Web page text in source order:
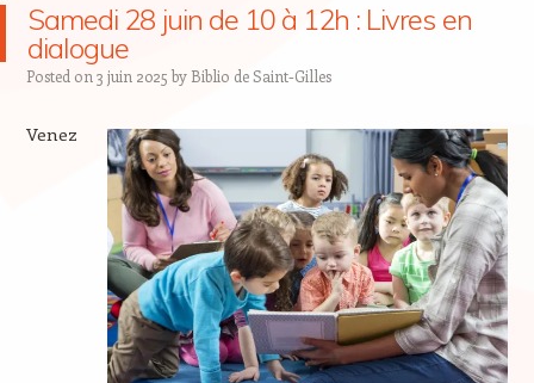
Samedi 28 juin de 10 à 12h : Livres en
dialogue
Posted on 3 juin 2025 by Biblio de Saint-Gilles
Venez